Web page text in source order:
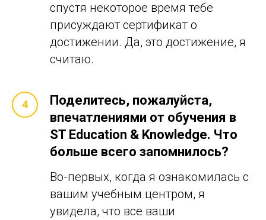
спустя некоторое время тебе
присуждают сертификат о
достижении. Да, это достижение, я
считаю.
Поделитесь, пожалуйста,
впечатлениями от обучения в
ST Education & Knowledge. Что
больше всего запомнилось?
Во-первых, когда я ознакомилась с
вашим учебным центром, я
увидела, что все ваши